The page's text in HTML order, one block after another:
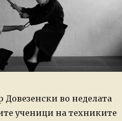
во неделата
ученици на техниките